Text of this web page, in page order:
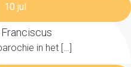
10 jul
in het […]